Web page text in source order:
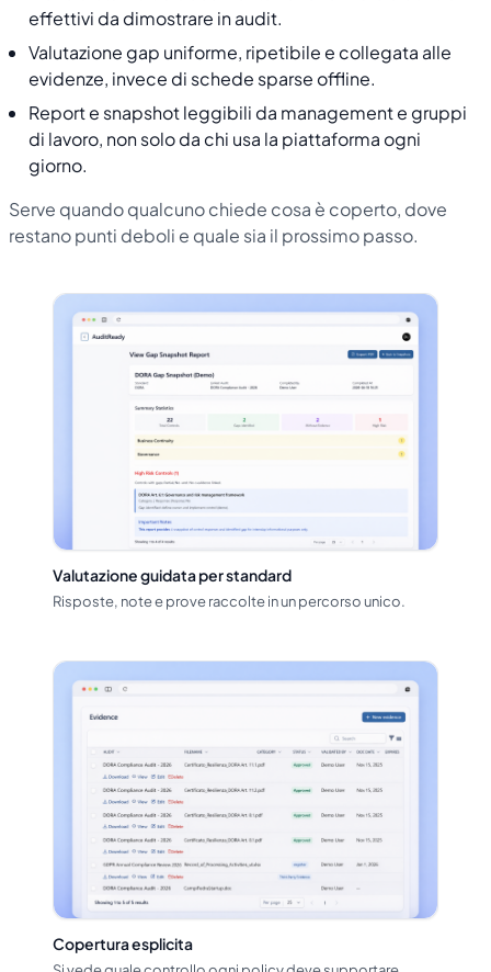
effettivi da dimostrare in audit.
Valutazione gap uniforme, ripetibile e collegata alle
evidenze, invece di schede sparse offline.
Report e snapshot leggibili da management e gruppi
di lavoro, non solo da chi usa la piattaforma ogni
giorno.
Serve quando qualcuno chiede cosa è coperto, dove
restano punti deboli e quale sia il prossimo passo.
Valutazione guidata per standard
Risposte, note e prove raccolte in un percorso unico.
Copertura esplicita